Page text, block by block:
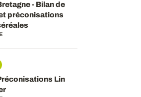
- Bilan de
préconisations
Lin